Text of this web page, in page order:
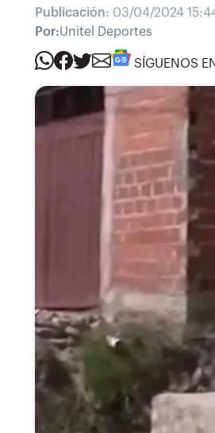
Publicación: 03/04/2024
Por:Unitel Deportes
SÍGUENOS EN